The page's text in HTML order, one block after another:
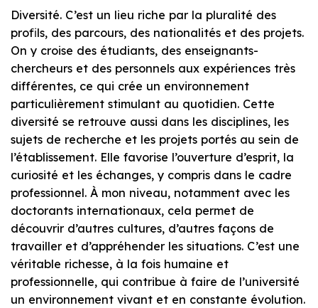
Diversité. C’est un lieu riche par la pluralité des
profils, des parcours, des nationalités et des projets.
On y croise des étudiants, des enseignants-
chercheurs et des personnels aux expériences très
différentes, ce qui crée un environnement
particulièrement stimulant au quotidien. Cette
diversité se retrouve aussi dans les disciplines, les
sujets de recherche et les projets portés au sein de
l’établissement. Elle favorise l’ouverture d’esprit, la
curiosité et les échanges, y compris dans le cadre
professionnel. À mon niveau, notamment avec les
doctorants internationaux, cela permet de
découvrir d’autres cultures, d’autres façons de
travailler et d’appréhender les situations. C’est une
véritable richesse, à la fois humaine et
professionnelle, qui contribue à faire de l’université
un environnement vivant et en constante évolution.